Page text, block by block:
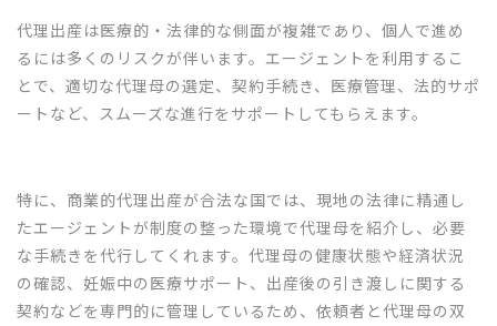
代理出産は医療的・法律的な側面が複雑であり、個人で進め
るには多くのリスクが伴います。エージェントを利用するこ
とで、適切な代理母の選定、契約手続き、医療管理、法的サポ
ートなど、スムーズな進行をサポートしてもらえます。
特に、商業的代理出産が合法な国では、現地の法律に精通し
たエージェントが制度の整った環境で代理母を紹介し、必要
な手続きを代行してくれます。代理母の健康状態や経済状況
の確認、妊娠中の医療サポート、出産後の引き渡しに関する
契約などを専門的に管理しているため、依頼者と代理母の双